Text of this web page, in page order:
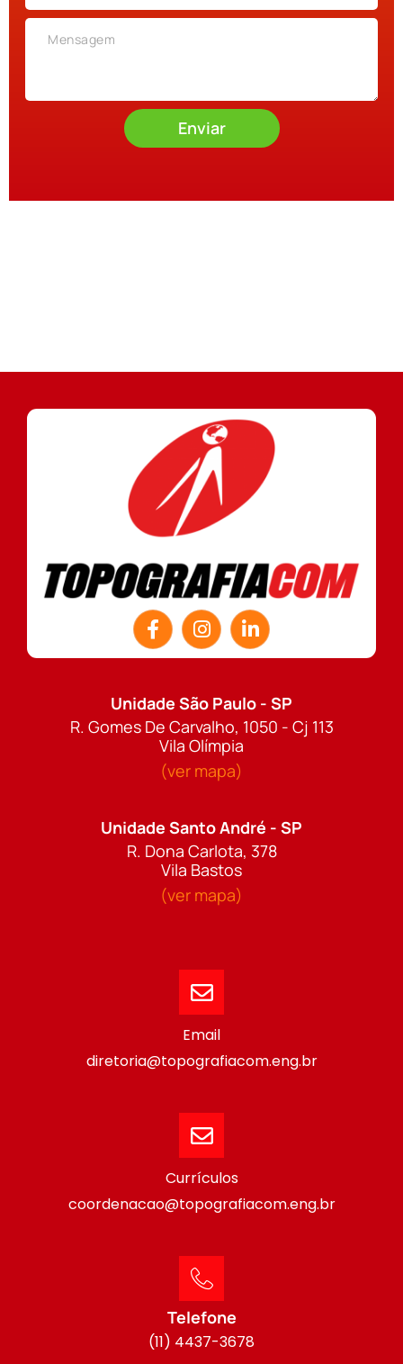
Enviar
Unidade São Paulo - SP
R. Gomes De Carvalho, 1050 - Cj 113
Vila Olímpia
(ver mapa)
Unidade Santo André - SP
R. Dona Carlota, 378
Vila Bastos
(ver mapa)
Email
diretoria@topografiacom.eng.br
Currículos
coordenacao@topografiacom.eng.br
Telefone
(11) 4437-3678